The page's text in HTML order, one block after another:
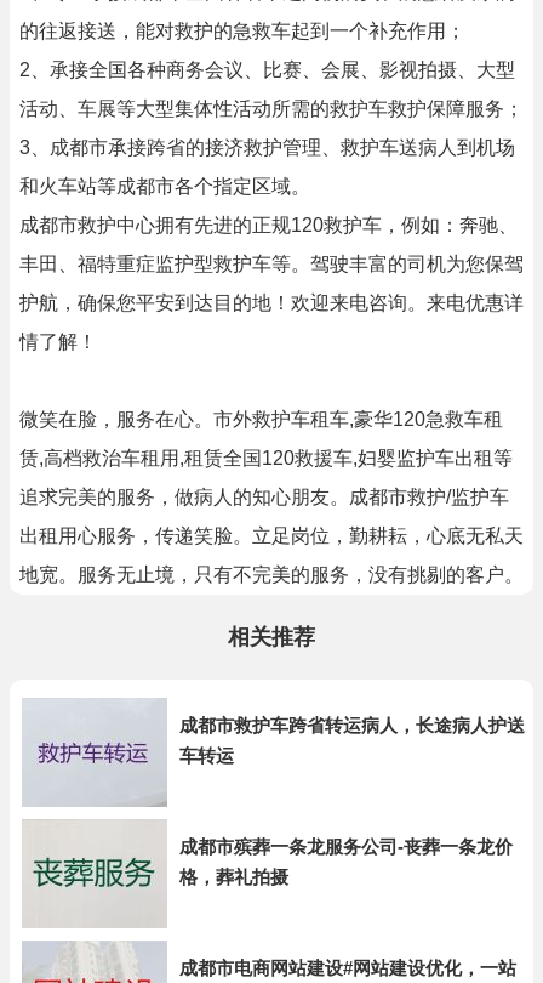
的往返接送，能对救护的急救车起到一个补充作用；
2、承接全国各种商务会议、比赛、会展、影视拍摄、大型
活动、车展等大型集体性活动所需的救护车救护保障服务；
3、成都市承接跨省的接济救护管理、救护车送病人到机场
和火车站等成都市各个指定区域。
成都市救护中心拥有先进的正规120救护车，例如：奔驰、
丰田、福特重症监护型救护车等。驾驶丰富的司机为您保驾
护航，确保您平安到达目的地！欢迎来电咨询。来电优惠详
情了解！
微笑在脸，服务在心。市外救护车租车,豪华120急救车租
赁,高档救治车租用,租赁全国120救援车,妇婴监护车出租等
追求完美的服务，做病人的知心朋友。成都市救护/监护车
出租用心服务，传递笑脸。立足岗位，勤耕耘，心底无私天
地宽。服务无止境，只有不完美的服务，没有挑剔的客户。
相关推荐
成都市救护车跨省转运病人，长途病人护送
车转运
成都市殡葬一条龙服务公司-丧葬一条龙价
格，葬礼拍摄
成都市电商网站建设#网站建设优化，一站